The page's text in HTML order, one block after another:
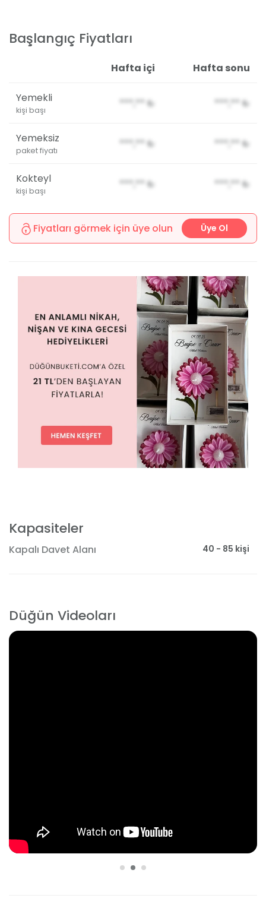
Başlangıç Fiyatları
Hafta içi Hafta sonu
Yemekli
kişi başı
***,** ₺ ***,** ₺
Yemeksiz
paket fiyatı
***,** ₺ ***,** ₺
Kokteyl
kişi başı
***,** ₺ ***,** ₺
Fiyatları görmek için üye olun Üye Ol
Kapasiteler
Kapalı Davet Alanı 40 - 85 kişi
Düğün Videoları